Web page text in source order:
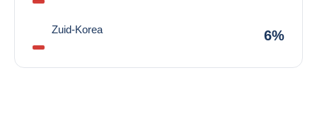
Zuid-Korea 6%